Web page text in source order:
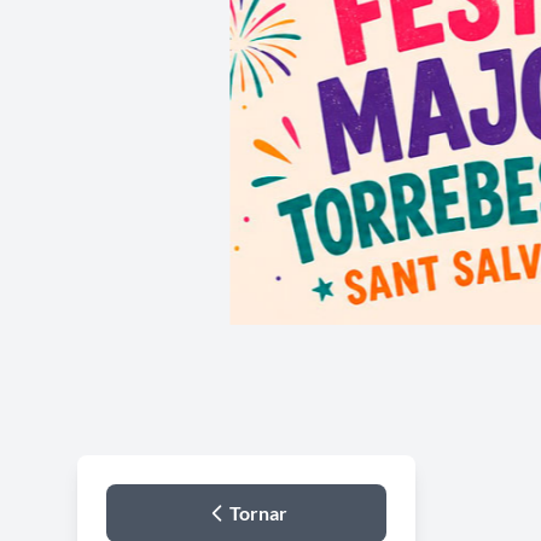
Tornar